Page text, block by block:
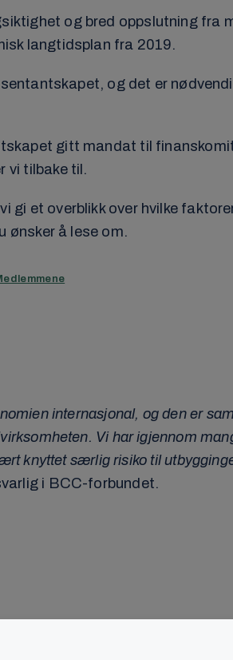
og bred oppslutning fra
langtidsplan fra 2019.
og det er
gitt mandat til
vi tilbake til.
et overblikk over hvilke
ønsker å lese om.
internasjonal, og den er
Vi har igjennom
knyttet særlig risiko til
i BCC-forbundet.